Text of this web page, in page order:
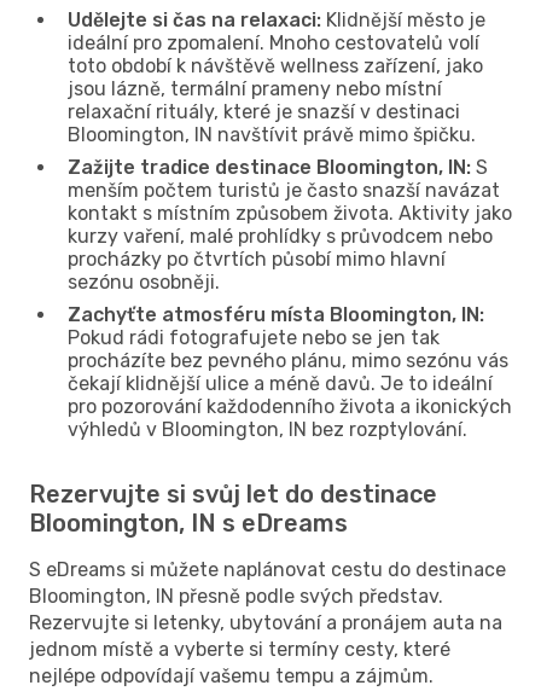
Udělejte si čas na relaxaci: Klidnější město je
ideální pro zpomalení. Mnoho cestovatelů volí
toto období k návštěvě wellness zařízení, jako
jsou lázně, termální prameny nebo místní
relaxační rituály, které je snazší v destinaci
Bloomington, IN navštívit právě mimo špičku.
Zažijte tradice destinace Bloomington, IN: S
menším počtem turistů je často snazší navázat
kontakt s místním způsobem života. Aktivity jako
kurzy vaření, malé prohlídky s průvodcem nebo
procházky po čtvrtích působí mimo hlavní
sezónu osobněji.
Zachyťte atmosféru místa Bloomington, IN:
Pokud rádi fotografujete nebo se jen tak
procházíte bez pevného plánu, mimo sezónu vás
čekají klidnější ulice a méně davů. Je to ideální
pro pozorování každodenního života a ikonických
výhledů v Bloomington, IN bez rozptylování.
Rezervujte si svůj let do destinace
Bloomington, IN s eDreams
S eDreams si můžete naplánovat cestu do destinace
Bloomington, IN přesně podle svých představ.
Rezervujte si letenky, ubytování a pronájem auta na
jednom místě a vyberte si termíny cesty, které
nejlépe odpovídají vašemu tempu a zájmům.